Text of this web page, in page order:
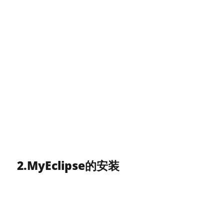
2.MyEclipse的安装